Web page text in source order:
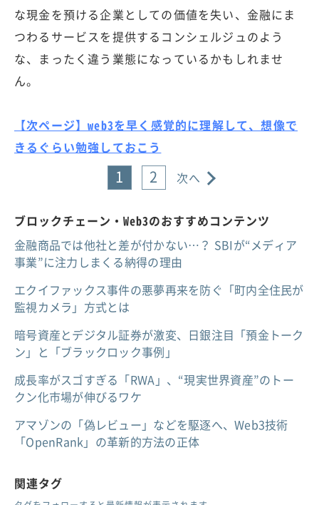
な現金を預ける企業としての価値を失い、金融にま
つわるサービスを提供するコンシェルジュのよう
な、まったく違う業態になっているかもしれませ
ん。
【次ページ】web3を早く感覚的に理解して、想像で
きるぐらい勉強しておこう
1 2 次へ
ブロックチェーン・Web3のおすすめコンテンツ
金融商品では他社と差が付かない…？ SBIが“メディア
事業”に注力しまくる納得の理由
エクイファックス事件の悪夢再来を防ぐ「町内全住民が
監視カメラ」方式とは
暗号資産とデジタル証券が激変、日銀注目「預金トーク
ン」と「ブラックロック事例」
成長率がスゴすぎる「RWA」、“現実世界資産”のトー
クン化市場が伸びるワケ
アマゾンの「偽レビュー」などを駆逐へ、Web3技術
「OpenRank」の革新的方法の正体
関連タグ